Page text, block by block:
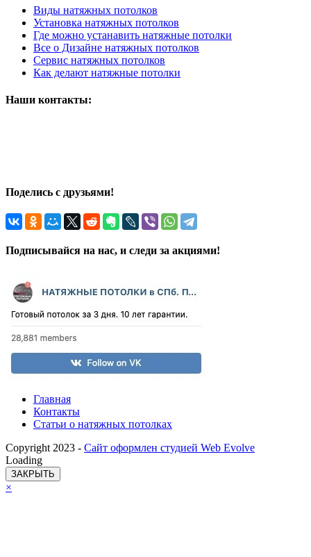
Виды натяжных потолков
Установка натяжных потолков
Где можно устанавить натяжные потолки
Все о Дизайне натяжных потолков
Сервис натяжных потолков
Как делают натяжные потолки
Наши контакты:
Поделись с друзьями!
Подписывайся на нас, и следи за акциями!
Главная
Контакты
Статьи о натяжных потолках
Copyright 2023 - Сайт оформлен студией Web Evolve
Loading
ЗАКРЫТЬ
×